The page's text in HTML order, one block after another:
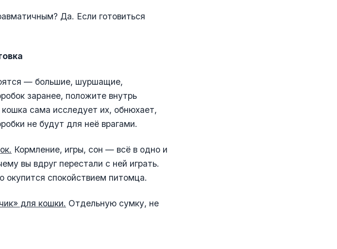
Да. Если готовиться
— большие, шуршащие,
заранее, положите внутрь
сама исследует их, обнюхает,
не будут для неё врагами.
Кормление, игры, сон — всё в одно и
вы вдруг перестали с ней играть.
окупится спокойствием питомца.
для кошки. Отдельную сумку, не